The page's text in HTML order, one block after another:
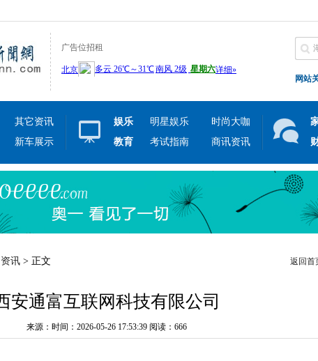
广告位招租
网站
其它资讯
新车展示
娱乐 明星娱乐
时尚大咖
教育
考试指南 商讯资讯
资讯 > 正文 返回首
安通富互联网科技有限公司
来源：时间：2026-05-26 17:53:39 阅读：666